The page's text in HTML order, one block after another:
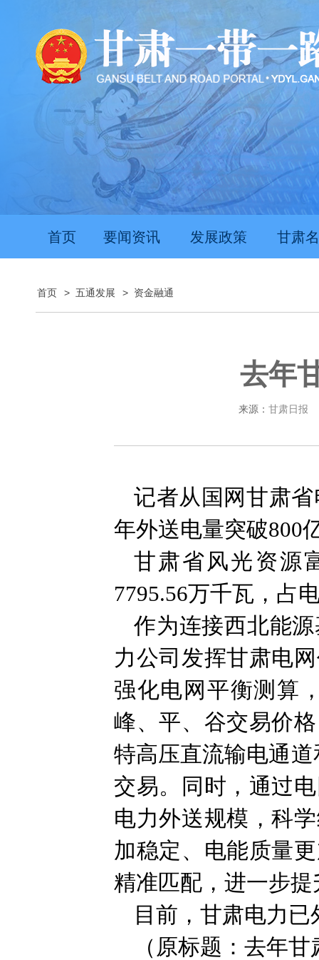
首页 要闻资讯 发展政策 甘肃
首页 > 五通发展 > 资金融通
去年
来源： 甘肃日报
记者从国网甘肃
年外送电量突破800
甘肃省风光资源
7795.56万千瓦，占
作为连接西北能
力公司发挥甘肃电
强化电网平衡测算
峰、平、谷交易价
特高压直流输电通
交易。同时，通过
电力外送规模，科
加稳定、电能质量
精准匹配，进一步
目前，甘肃电力
（原标题：去年